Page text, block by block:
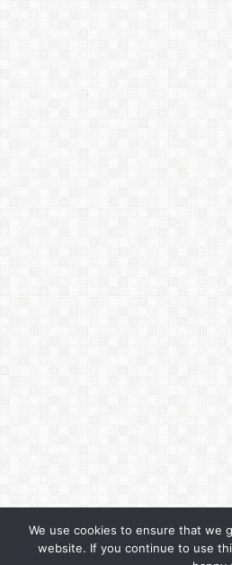
We use cookies to ensure that we
website. If you continue to use